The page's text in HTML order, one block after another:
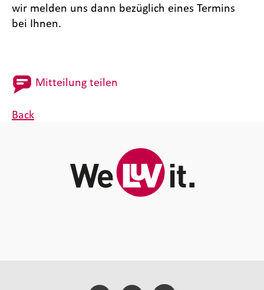
wir melden uns dann bezüglich eines Termins
bei Ihnen.
Mitteilung teilen
Back